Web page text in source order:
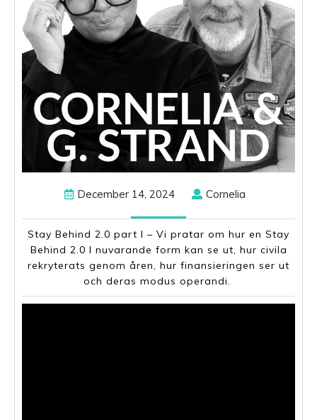
December 14, 2024DecemberCornelia
Stay Behind 2.0 part I – Vi pratar om hur en Stay
Behind 2.0 I nuvarande form kan se ut, hur civila
rekryterats genom åren, hur finansieringen ser ut
och deras modus operandi.